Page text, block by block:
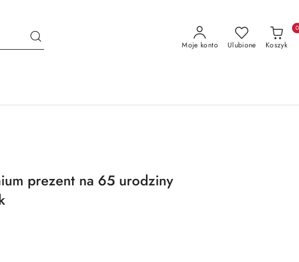
Moje konto Ulubione Koszyk
0
prezent na 65 urodziny